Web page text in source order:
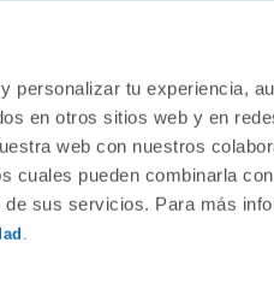
personalizar tu experiencia,
en otros sitios web y en
web con nuestros
cuales pueden combinarla
sus servicios. Para más
.